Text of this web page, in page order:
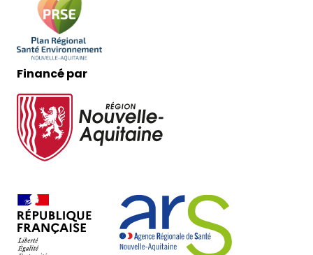
Financé par